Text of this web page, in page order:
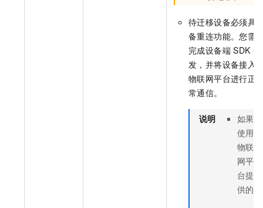
待迁移设备必须具
备重连功能。您需
完成设备端 SDK 开
发，并将设备接入
物联网平台进行正
常通信。
说明
如果
使用
物联
网平
台提
供的